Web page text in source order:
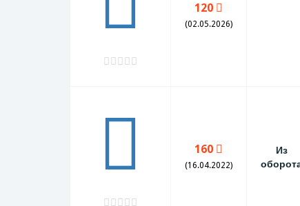
120
(02.05.2026)
160
(16.04.2022)
Из